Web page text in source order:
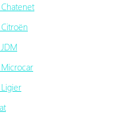
Microcar